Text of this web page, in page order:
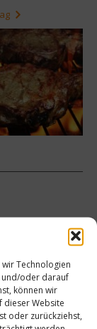
Technologien
und/oder darauf
können wir
dieser Website
oder zurückziehst,